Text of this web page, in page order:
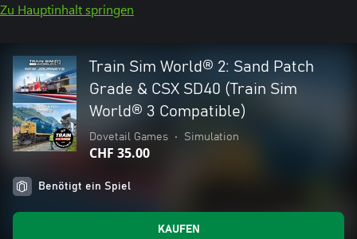
Zu Hauptinhalt springen
Train Sim World® 2: Sand Patch
Grade & CSX SD40 (Train Sim
World® 3 Compatible)
Dovetail Games • Simulation
CHF 35.00
Benötigt ein Spiel
KAUFEN